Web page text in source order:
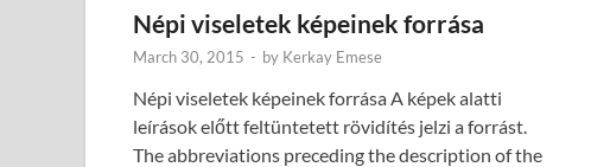
Népi viseletek képeinek forrása
March 30, 2015 - by Kerkay Emese
Népi viseletek képeinek forrása A képek alatti
leírások előtt feltüntetett rövidítés jelzi a forrást.
The abbreviations preceding the description of the